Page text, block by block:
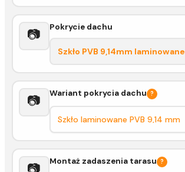
📷 Pokrycie dachu
Szkło PVB 9,14mm laminowane
📷 Wariant pokrycia dachu ?
Montaż zadaszenia tarasu ?